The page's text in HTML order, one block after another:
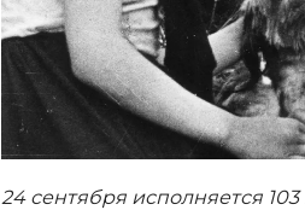
24 сентября исполняется